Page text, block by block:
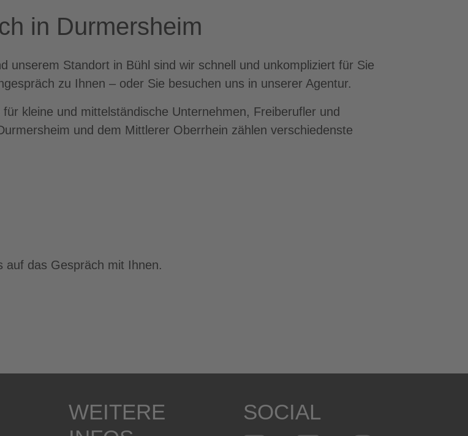
in Durmersheim
unserem Standort in Bühl sind wir schnell und unkompliziert für Sie
zu Ihnen – oder Sie besuchen uns in unserer Agentur.
kleine und mittelständische Unternehmen, Freiberufler und
und dem Mittlerer Oberrhein zählen verschiedenste
auf das Gespräch mit Ihnen.
WEITERE
SOCIAL